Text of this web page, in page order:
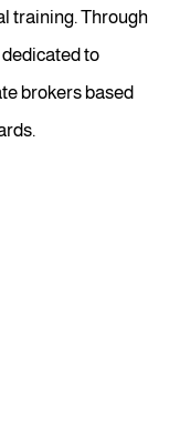
training. Through
to
brokers based